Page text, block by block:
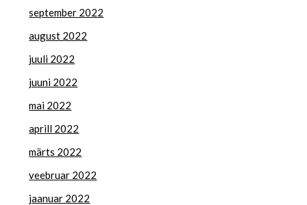
september 2022
august 2022
juuli 2022
juuni 2022
mai 2022
aprill 2022
märts 2022
veebruar 2022
jaanuar 2022